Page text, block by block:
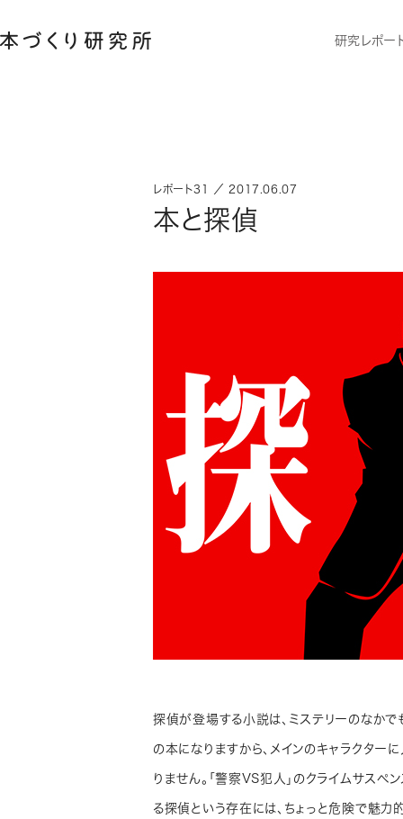
研究レポー
レポート31 ／ 2017.06.07
本と探偵
探偵が登場する小説は、ミステリーのなか
の本になりますから、メインのキャラクター
りません。「警察VS犯人」のクライムサスペ
る探偵という存在には、ちょっと危険で魅力